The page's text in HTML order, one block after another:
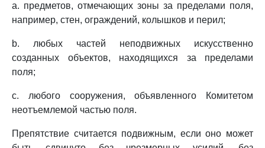
a. предметов, отмечающих зоны за пределами поля,
например, стен, ограждений, колышков и перил;
b. любых частей неподвижных искусственно
созданных объектов, находящихся за пределами
поля;
c. любого сооружения, объявленного Комитетом
неотъемлемой частью поля.
Препятствие считается подвижным, если оно может